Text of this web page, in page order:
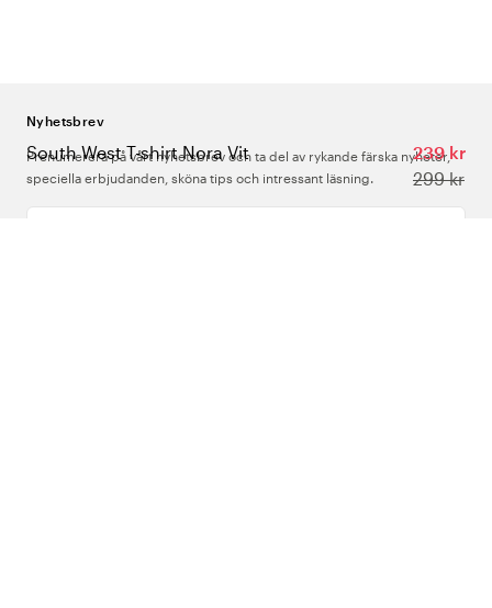
South West T-shirt Nora Vit
239 kr
299 kr
Nyhetsbrev
Prenumerera på vårt nyhetsbrev och ta del av rykande färska nyheter,
speciella erbjudanden, sköna tips och intressant läsning.
Ange din e-postadress